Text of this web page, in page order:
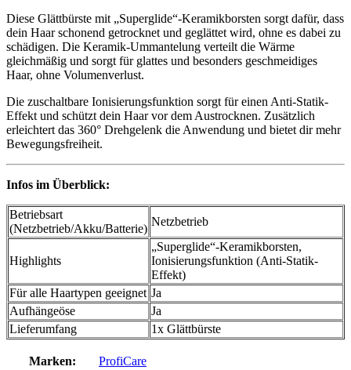
Diese Glättbürste mit „Superglide“-Keramikborsten sorgt dafür, dass
dein Haar schonend getrocknet und geglättet wird, ohne es dabei zu
schädigen. Die Keramik-Ummantelung verteilt die Wärme
gleichmäßig und sorgt für glattes und besonders geschmeidiges
Haar, ohne Volumenverlust.
Die zuschaltbare Ionisierungsfunktion sorgt für einen Anti-Statik-
Effekt und schützt dein Haar vor dem Austrocknen. Zusätzlich
erleichtert das 360° Drehgelenk die Anwendung und bietet dir mehr
Bewegungsfreiheit.
Infos im Überblick:
Betriebsart
(Netzbetrieb/Akku/Batterie)
Netzbetrieb
Highlights
„Superglide“-Keramikborsten,
Ionisierungsfunktion (Anti-Statik-
Effekt)
Für alle Haartypen geeignet Ja
Aufhängeöse
Ja
Lieferumfang
1x Glättbürste
Marken: ProfiCare